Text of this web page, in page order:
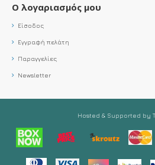
Ο λογαριασμός μου
Είσοδος
Εγγραφή πελάτη
Παραγγελίες
Newsletter
Hosted & Supported by